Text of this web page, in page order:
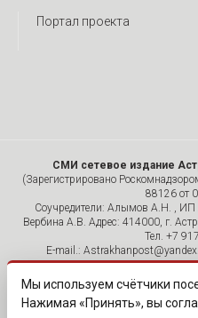
Портал проекта
СМИ сетевое издание
(Зарегистрировано
88126 от
Соучредители: Алымов А.Н. , ИП
Вербина А.В. Адрес: 414000, г.
Тел. +7
E-mail.:
размещенных на страницах
допускается исключительно с
активной гиперссылки на
читателей сайта размещаются без
Мы используем счётчики
Нажимая «Принять», вы